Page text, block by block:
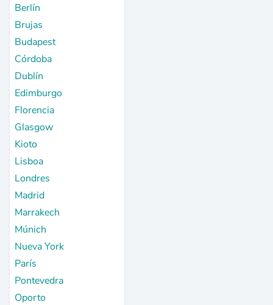
Berlín
Brujas
Budapest
Córdoba
Dublín
Edimburgo
Florencia
Glasgow
Kioto
Lisboa
Londres
Madrid
Marrakech
Múnich
Nueva York
París
Pontevedra
Oporto